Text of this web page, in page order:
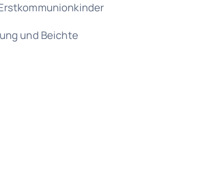
und Beichte